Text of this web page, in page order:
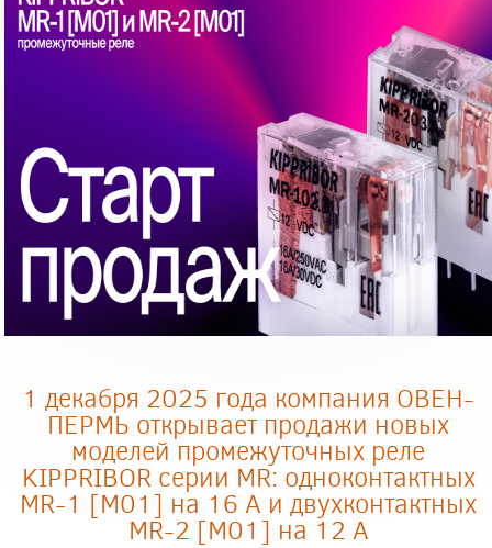
1 декабря 2025 года компания ОВЕН-
ПЕРМЬ открывает продажи новых
моделей промежуточных реле
KIPPRIBOR серии MR: одноконтактных
MR-1 [M01] на 16 А и двухконтактных
MR-2 [M01] на 12 А